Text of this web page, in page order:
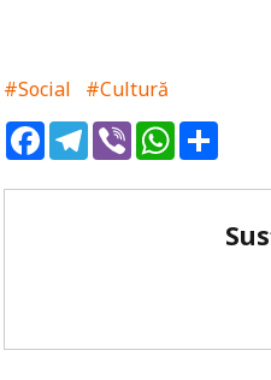
#Social
#Cultură
FacebookTelegram
ViberWhatsApp